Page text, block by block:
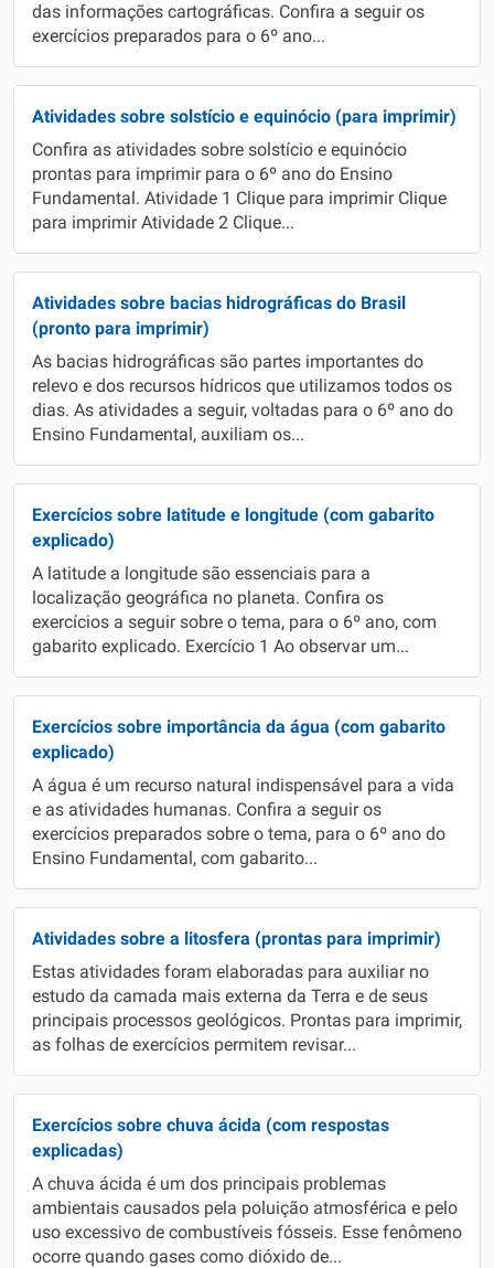
das informações cartográficas. Confira a seguir os
exercícios preparados para o 6º ano...
Atividades sobre solstício e equinócio (para imprimir)
Confira as atividades sobre solstício e equinócio
prontas para imprimir para o 6º ano do Ensino
Fundamental. Atividade 1 Clique para imprimir Clique
para imprimir Atividade 2 Clique...
Atividades sobre bacias hidrográficas do Brasil
(pronto para imprimir)
As bacias hidrográficas são partes importantes do
relevo e dos recursos hídricos que utilizamos todos os
dias. As atividades a seguir, voltadas para o 6º ano do
Ensino Fundamental, auxiliam os...
Exercícios sobre latitude e longitude (com gabarito
explicado)
A latitude a longitude são essenciais para a
localização geográfica no planeta. Confira os
exercícios a seguir sobre o tema, para o 6º ano, com
gabarito explicado. Exercício 1 Ao observar um...
Exercícios sobre importância da água (com gabarito
explicado)
A água é um recurso natural indispensável para a vida
e as atividades humanas. Confira a seguir os
exercícios preparados sobre o tema, para o 6º ano do
Ensino Fundamental, com gabarito...
Atividades sobre a litosfera (prontas para imprimir)
Estas atividades foram elaboradas para auxiliar no
estudo da camada mais externa da Terra e de seus
principais processos geológicos. Prontas para imprimir,
as folhas de exercícios permitem revisar...
Exercícios sobre chuva ácida (com respostas
explicadas)
A chuva ácida é um dos principais problemas
ambientais causados pela poluição atmosférica e pelo
uso excessivo de combustíveis fósseis. Esse fenômeno
ocorre quando gases como dióxido de...